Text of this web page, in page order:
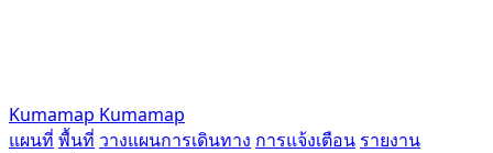
Kumamap Kumamap
แผนที่ พื้นที่ วางแผนการเดินทาง การแจ้งเตือน รายงาน